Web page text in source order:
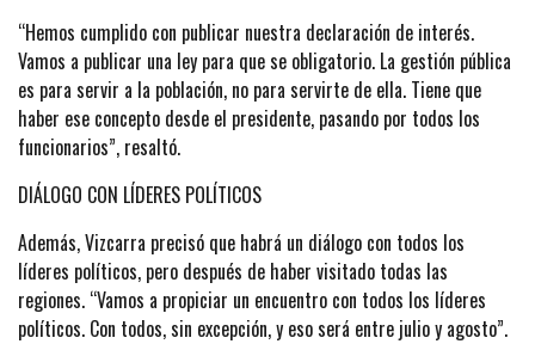
“Hemos cumplido con publicar nuestra declaración de interés.
Vamos a publicar una ley para que se obligatorio. La gestión pública
es para servir a la población, no para servirte de ella. Tiene que
haber ese concepto desde el presidente, pasando por todos los
funcionarios”, resaltó.
DIÁLOGO CON LÍDERES POLÍTICOS
Además, Vizcarra precisó que habrá un diálogo con todos los
líderes políticos, pero después de haber visitado todas las
regiones. “Vamos a propiciar un encuentro con todos los líderes
políticos. Con todos, sin excepción, y eso será entre julio y agosto”.